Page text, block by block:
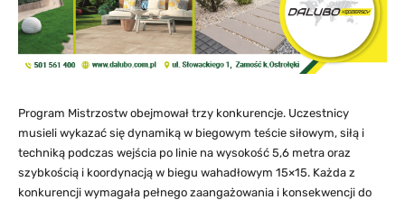
Program Mistrzostw obejmował trzy konkurencje. Uczestnicy
musieli wykazać się dynamiką w biegowym teście siłowym, siłą i
techniką podczas wejścia po linie na wysokość 5,6 metra oraz
szybkością i koordynacją w biegu wahadłowym 15×15. Każda z
konkurencji wymagała pełnego zaangażowania i konsekwencji do